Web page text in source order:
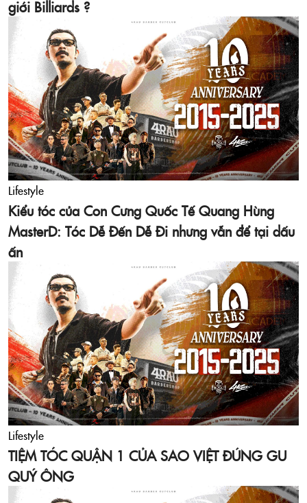
giới Billiards ?
Lifestyle
Kiểu tóc của Con Cưng Quốc Tế Quang Hùng
MasterD: Tóc Dễ Đến Dễ Đi nhưng vẫn để tại dấu
ấn
Lifestyle
TIỆM TÓC QUẬN 1 CỦA SAO VIỆT ĐÚNG GU
QUÝ ÔNG